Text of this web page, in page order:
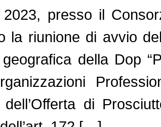
presso il
la riunione di avvio
della Dop
di